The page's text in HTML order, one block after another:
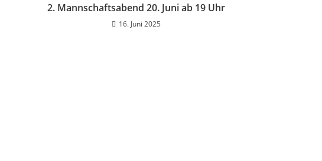
2. Mannschaftsabend 20. Juni ab 19 Uhr
16. Juni 2025